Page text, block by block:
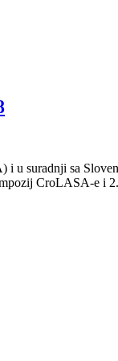
u suradnji sa
CroLASA-e